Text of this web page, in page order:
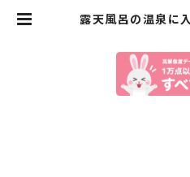
露天風呂の温泉に